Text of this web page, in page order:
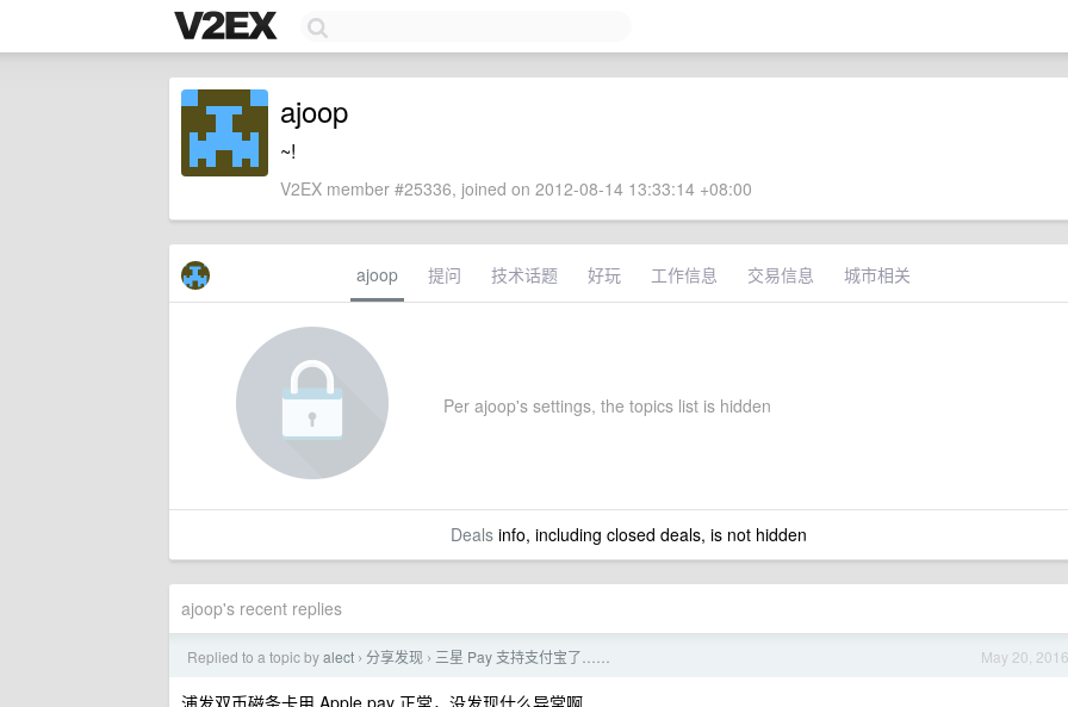
ajoop
~!
V2EX member #25336, joined on 2012-08-14 13:33:14 +08:00
ajoop 提问 技术话题 好玩 工作信息 交易信息 城市相关
Per ajoop's settings, the topics list is hidden
Dealsinfo, including closed deals, is not hidden
ajoop's recent replies
May 20, 2016
Replied to a topic byalect › 分享发现 › 三星 Pay 支持支付宝了……
浦发双币磁条卡用 Apple pay 正常，没发现什么异常啊